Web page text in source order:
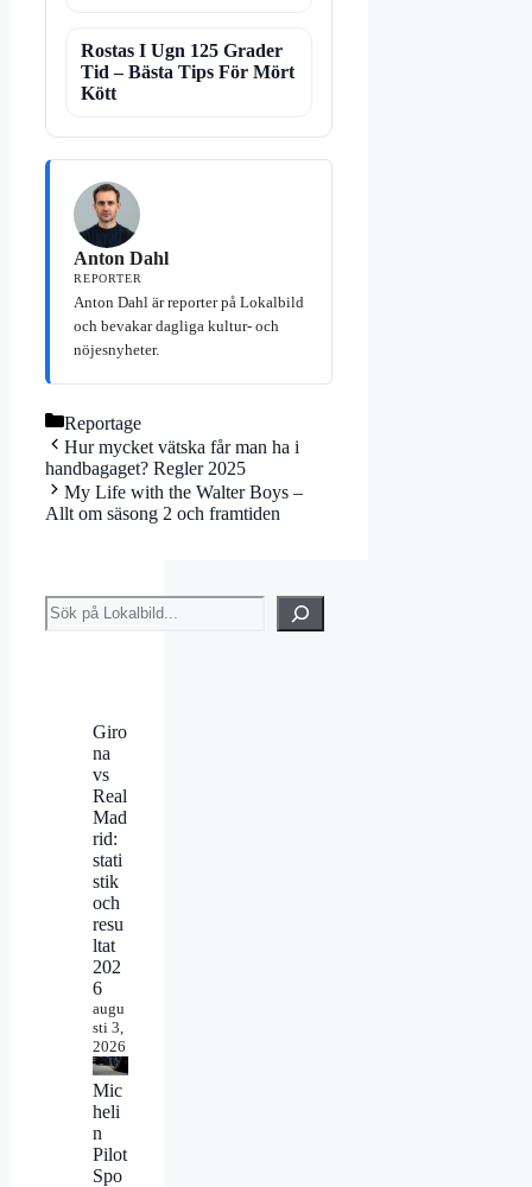
Rostas I Ugn 125 Grader
Tid – Bästa Tips För Mört
Kött
Anton Dahl
REPORTER
Anton Dahl är reporter på Lokalbild
och bevakar dagliga kultur- och
nöjesnyheter.
Kategorier
Reportage
Hur mycket vätska får man ha i
handbagaget? Regler 2025
My Life with the Walter Boys –
Allt om säsong 2 och framtiden
Sök
Giro
na
vs
Real
Mad
rid:
stati
stik
och
resu
ltat
202
6
augu
sti 3,
2026
Mic
heli
n
Pilot
Spo